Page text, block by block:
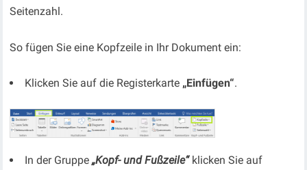
Seitenzahl.
So fügen Sie eine Kopfzeile in Ihr Dokument ein:
Klicken Sie auf die Registerkarte „Einfügen“.
In der Gruppe „Kopf- und Fußzeile“klicken Sie auf